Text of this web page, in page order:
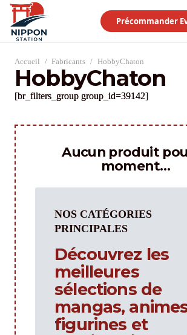
Précommander
Accueil / Fabricants / HobbyChaton
HobbyChaton
[br_filters_group group_id=39142]
Aucun produit
moment…
NOS CATÉGORIES
PRINCIPALES
Découvrez les
meilleures
sélections de
mangas,
figurines et